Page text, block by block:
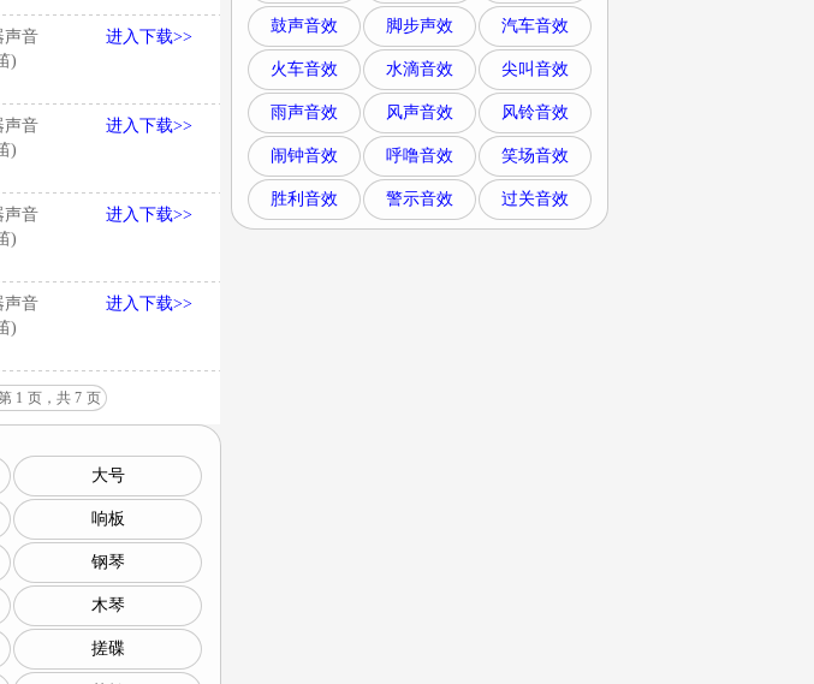
声音
)
进入下载>>
声音
)
进入下载>>
声音
)
进入下载>>
声音
)
进入下载>>
1 页，共 7 页
大号
响板
钢琴
木琴
搓碟
鼓声音效 脚步声效 汽车音效
火车音效 水滴音效 尖叫音效
雨声音效 风声音效 风铃音效
闹钟音效 呼噜音效 笑场音效
胜利音效 警示音效 过关音效